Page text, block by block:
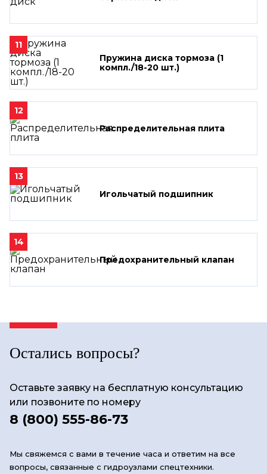
11
Пружина диска тормоза (1
компл./18-20 шт.)
12
Распределительная плита
13
Игольчатый подшипник
14
Предохранительный клапан
Остались вопросы?
Оставьте заявку на бесплатную консультацию
или позвоните по номеру
8 (800) 555-86-73
Мы свяжемся с вами в течение часа и ответим на все
вопросы, связанные с гидроузлами спецтехники.